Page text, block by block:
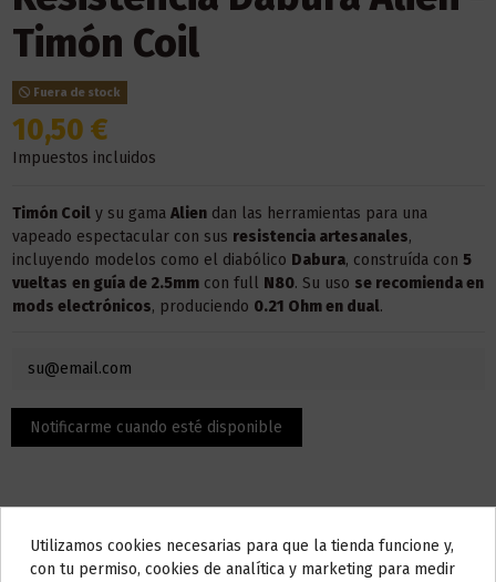
Timón Coil
Fuera de stock
10,50 €
Impuestos incluidos
Timón Coily su gama Aliendan las herramientas para una
vapeado espectacular con sus resistencia artesanales,
incluyendo modelos como el diabólico Dabura, construída con 5
vueltas en guía de 2.5mmcon full N80. Su uso se recomienda en
mods electrónicos, produciendo 0.21 Ohm en dual.
Do not show again.
Utilizamos cookies necesarias para que la tienda funcione y,
con tu permiso, cookies de analítica y marketing para medir